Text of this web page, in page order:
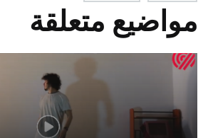
مواضيع متعلقة